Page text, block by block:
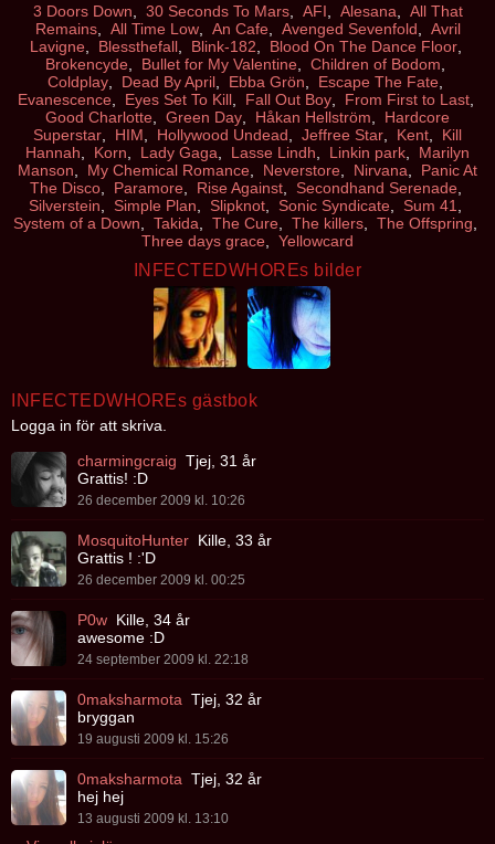
3 Doors Down 30 Seconds To Mars, AFI Alesana
All That
Remains, All Time Low, An Cafe, Avenged Sevenfold
Avril
Lavigne, Blessthefall, Blink-182 Blood On The Dance Floor,
Brokencyde
Bullet for My Valentine Children of Bodom
Coldplay
Dead By April Ebba Grön Escape The Fate
Evanescence, Eyes Set To Kill, Fall Out Boy, From First to Last,
Good Charlotte
Green Day Håkan Hellström
Hardcore
Superstar
HIM Hollywood Undead Jeffree Star Kent
Kill
Hannah
Korn Lady Gaga Lasse Lindh Linkin park
Marilyn
Manson
My Chemical Romance Neverstore Nirvana
Panic At
The Disco, Paramore, Rise Against, Secondhand Serenade,
Silverstein
Simple Plan Slipknot Sonic Syndicate Sum 41
System of a Down
Takida The Cure The killers The Offspring
Three days grace
Yellowcard
INFECTEDWHOREs bilder
INFECTEDWHOREs gästbok
Logga in för att skriva.
charmingcraig Tjej, 31 år
Grattis! :D
26 december 2009 kl. 10:26
MosquitoHunter Kille, 33 år
Grattis ! :'D
26 december 2009 kl. 00:25
P0w Kille, 34 år
awesome :D
24 september 2009 kl. 22:18
0maksharmota Tjej, 32 år
bryggan
19 augusti 2009 kl. 15:26
0maksharmota Tjej, 32 år
hej hej
13 augusti 2009 kl. 13:10